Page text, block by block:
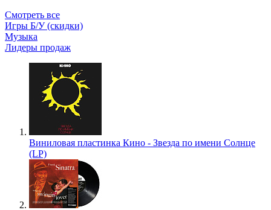
Смотреть все
Игры Б/У (скидки)
Музыка
Лидеры продаж
Виниловая пластинка Кино - Звезда по имени Солнце
(LP)